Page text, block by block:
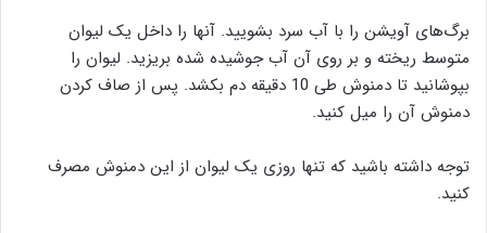
برگ‌های آویشن را با آب سرد بشویید. آنها را داخل یک لیوان
متوسط ریخته و بر روی آن آب جوشیده شده بریزید. لیوان را
بپوشانید تا دمنوش طی 10 دقیقه دم بکشد. پس از صاف کردن
دمنوش آن را میل کنید.
توجه داشته باشید که تنها روزی یک لیوان از این دمنوش مصرف
کنید.